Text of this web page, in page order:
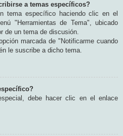
a temas específicos?
tema específico haciendo clic en el
"Herramientas de Tema", ubicado
de un tema de discusión.
marcada de "Notificarme cuando
le suscribe a dicho tema.
debe hacer clic en el enlace